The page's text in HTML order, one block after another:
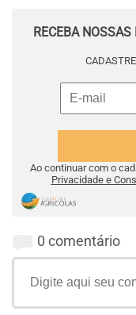
RECEBA
Ao continuar com o
Privacidade e
0 comentário